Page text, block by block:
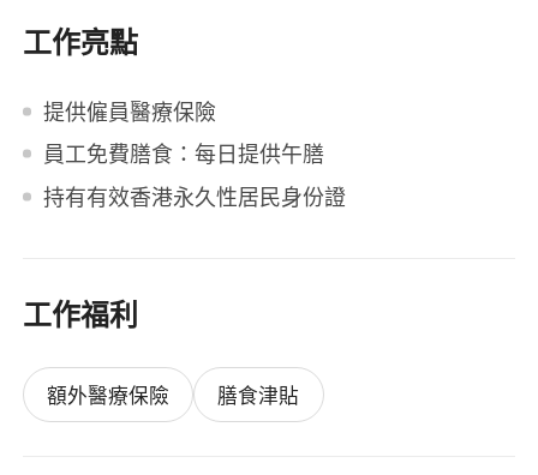
工作亮點
提供僱員醫療保險
員工免費膳食：每日提供午膳
持有有效香港永久性居民身份證
工作福利
額外醫療保險 膳食津貼